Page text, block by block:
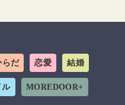
らだ 恋愛 結婚
ル MOREDOOR+